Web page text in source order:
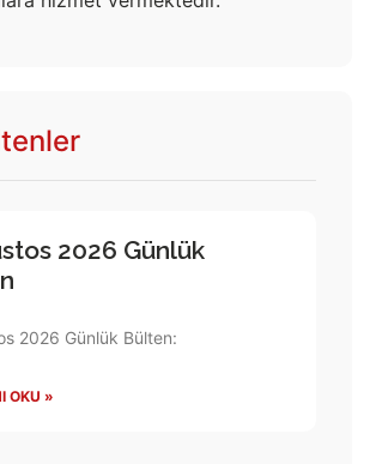
2026 Günlük
2026 Günlük Bülten:
OKU »